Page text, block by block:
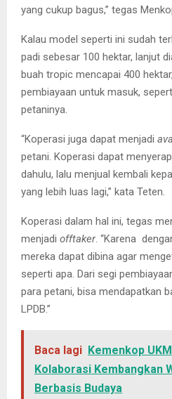
yang cukup bagus,” tegas
Kalau model seperti ini sudah
padi sebesar 100 hektar, lanjut
buah tropic mencapai 400
pembiayaan untuk masuk,
petaninya.
“Koperasi juga dapat menjadi
petani. Koperasi dapat
dahulu, lalu menjual kembali
yang lebih luas lagi,” kata Teten.
Koperasi dalam hal ini, tegas
menjadi offtaker. “Karena
mereka dapat dibina agar
seperti apa. Dari segi
para petani, bisa mendapatkan
LPDB.”
Baca lagi Kemenkop
Kolaborasi Kembangkan
Berbasis Budaya